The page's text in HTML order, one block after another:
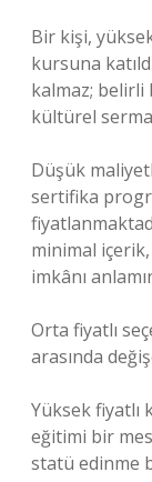
Bir kişi,
kursuna
kalmaz; belirli
kültürel
Düşük
sertifika
minimal içerik,
imkânı
Orta fiyatlı
arasında
Yüksek fiyatlı
eğitimi bir
statü edinme